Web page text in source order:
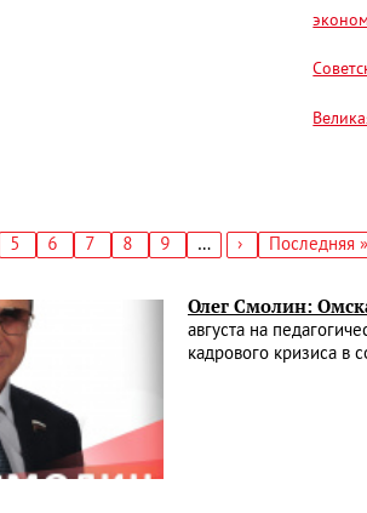
Страница
5 Страница
6 Страница
7 Страница
8 Страница
9 …
Следующая
›
Последняя
Последняя »
Олег Смолин:
августа на
кадрового кризиса в